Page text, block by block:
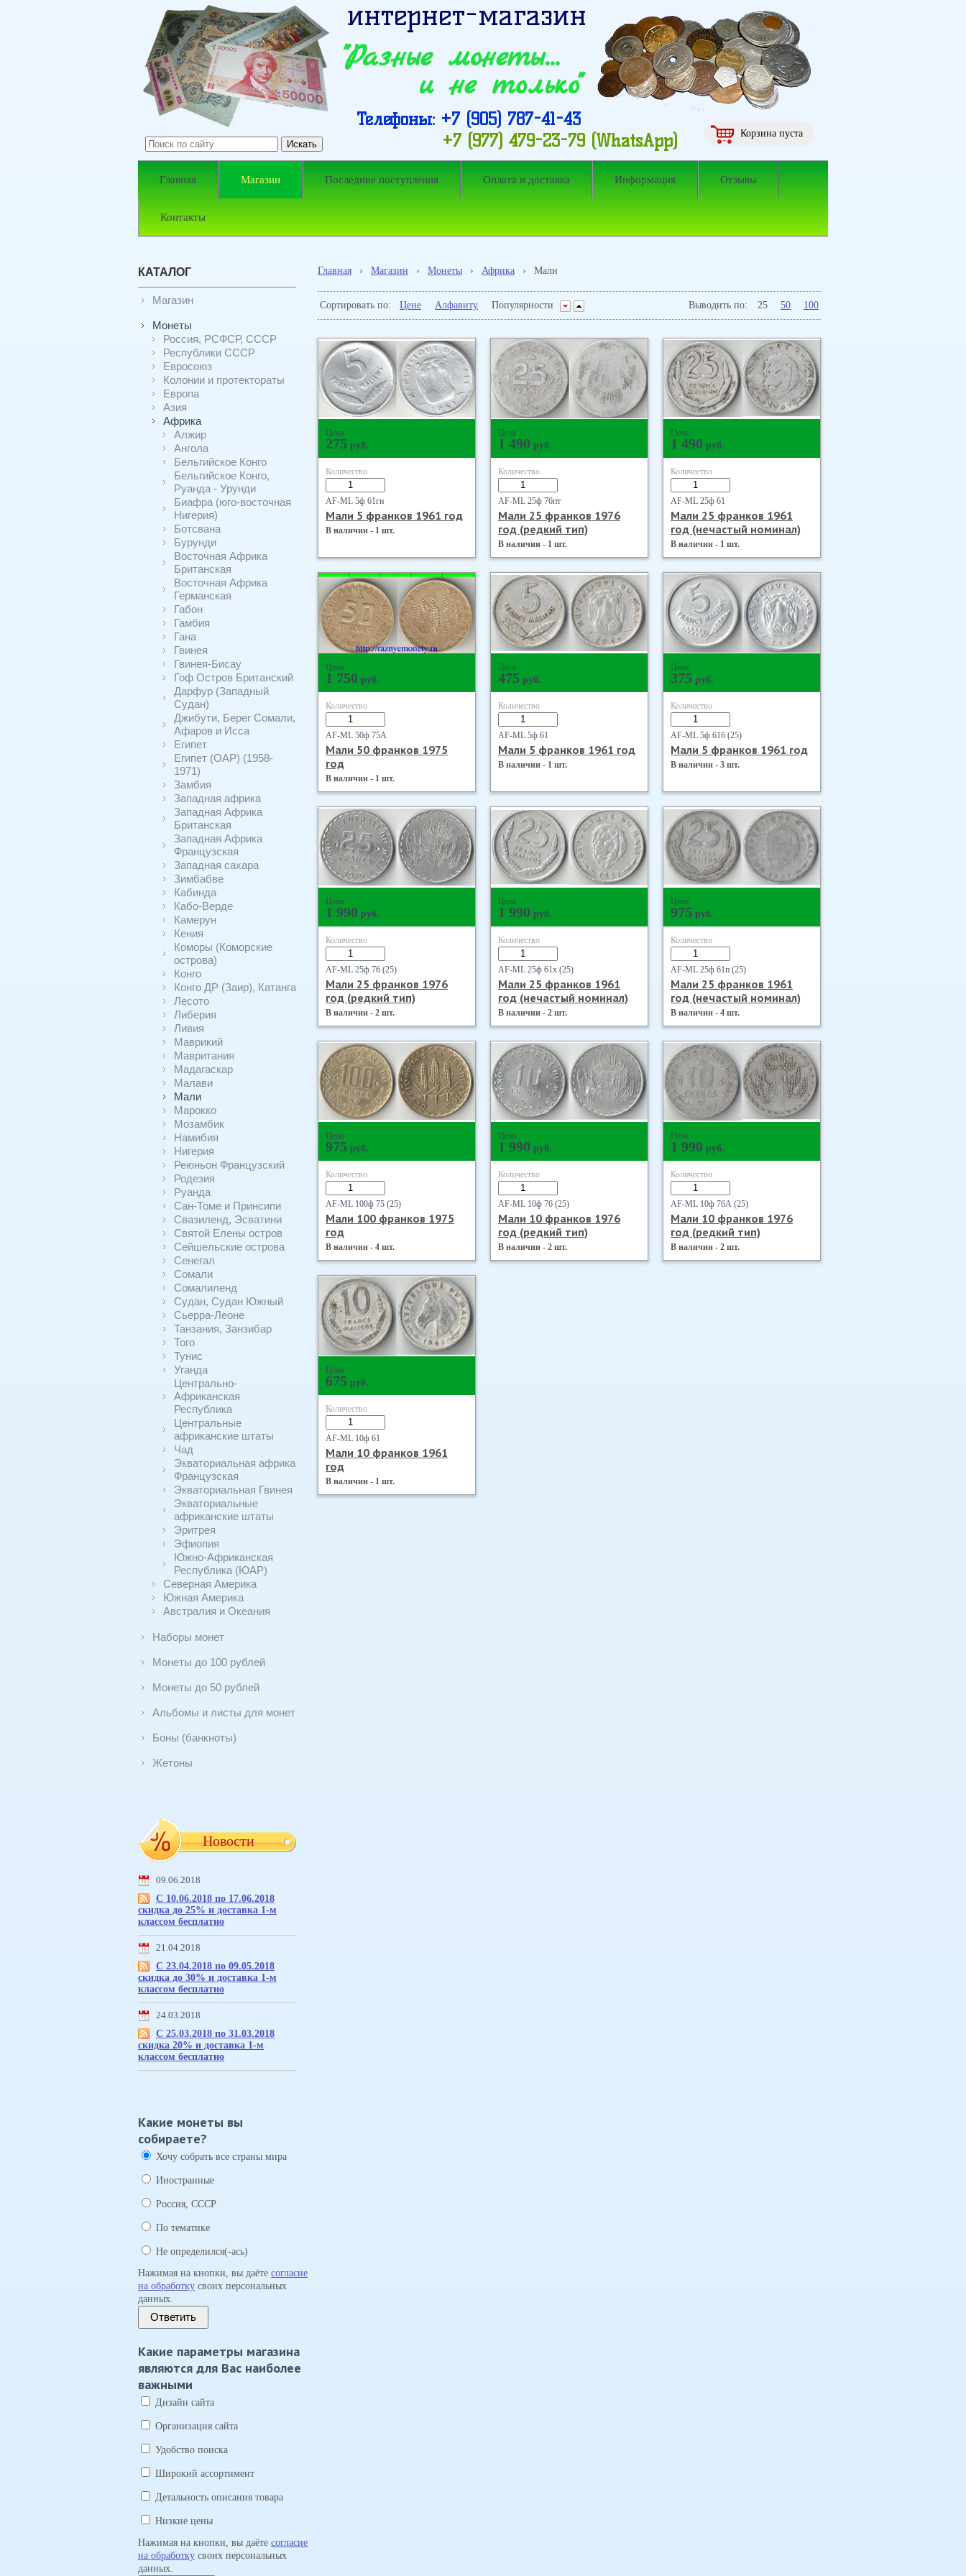
Корзина пуста
"Разные монеты…
интернет-магазин
и не только"
Телефоны: +7 (905) 787-41-43
+7 (977) 479-23-79 (WhatsApp)
Главная Магазин Последние поступления Оплата и доставка Информация Отзывы
Контакты
КАТАЛОГ
Магазин
Монеты
Россия, РСФСР, СССР
Республики СССР
Евросоюз
Колонии и протектораты
Европа
Азия
Африка
Алжир
Ангола
Бельгийское Конго
Бельгийское Конго,
Руанда - Урунди
Биафра (юго-восточная
Нигерия)
Ботсвана
Бурунди
Восточная Африка
Британская
Восточная Африка
Германская
Габон
Гамбия
Гана
Гвинея
Гвинея-Бисау
Гоф Остров Британский
Дарфур (Западный
Судан)
Джибути, Берег Сомали,
Афаров и Исса
Египет
Египет (ОАР) (1958-
1971)
Замбия
Западная африка
Западная Африка
Британская
Западная Африка
Французская
Западная сахара
Зимбабве
Кабинда
Кабо-Верде
Камерун
Кения
Коморы (Коморские
острова)
Конго
Конго ДР (Заир), Катанга
Лесото
Либерия
Ливия
Маврикий
Мавритания
Мадагаскар
Малави
Мали
Марокко
Мозамбик
Намибия
Нигерия
Реюньон Французский
Родезия
Руанда
Сан-Томе и Принсипи
Свазиленд, Эсватини
Святой Елены остров
Сейшельские острова
Сенегал
Сомали
Сомалиленд
Судан, Судан Южный
Сьерра-Леоне
Танзания, Занзибар
Того
Тунис
Уганда
Центрально-
Африканская
Республика
Центральные
африканские штаты
Чад
Экваториальная африка
Французская
Экваториальная Гвинея
Экваториальные
африканские штаты
Эритрея
Эфиопия
Южно-Африканская
Республика (ЮАР)
Северная Америка
Южная Америка
Австралия и Океания
Наборы монет
Монеты до 100 рублей
Монеты до 50 рублей
Альбомы и листы для монет
Боны (банкноты)
Жетоны
Новости
09.06.2018
С 10.06.2018 по 17.06.2018
скидка до 25% и доставка 1-м
классом бесплатно
21.04.2018
С 23.04.2018 по 09.05.2018
скидка до 30% и доставка 1-м
классом бесплатно
24.03.2018
С 25.03.2018 по 31.03.2018
скидка 20% и доставка 1-м
классом бесплатно
Какие монеты вы
собираете?
Хочу собрать все страны мира
Иностранные
Россия, СССР
По тематике
Не определился(-ась)
Нажимая на кнопки, вы даёте согласие
на обработку своих персональных
данных.
Ответить
Какие параметры магазина
являются для Вас наиболее
важными
Дизайн сайта
Организация сайта
Удобство поиска
Широкий ассортимент
Детальность описания товара
Низкие цены
Нажимая на кнопки, вы даёте согласие
на обработку своих персональных
данных.
Главная › Магазин › Монеты › Африка › Мали
Выводить по: 25 50 100
Сортировать по: Цене Алфавиту Популярности
Цена
275 руб.
Количество
AF-ML 5ф 61гн
Мали 5 франков 1961 год
В наличии - 1 шт.
Цена
1 490 руб.
Количество
AF-ML 25ф 76пт
Мали 25 франков 1976
год (редкий тип)
В наличии - 1 шт.
Цена
1 490 руб.
Количество
AF-ML 25ф 61
Мали 25 франков 1961
год (нечастый номинал)
В наличии - 1 шт.
Цена
1 750 руб.
Количество
AF-ML 50ф 75А
Мали 50 франков 1975
год
В наличии - 1 шт.
Цена
475 руб.
Количество
AF-ML 5ф 61
Мали 5 франков 1961 год
В наличии - 1 шт.
Цена
375 руб.
Количество
AF-ML 5ф 61б (25)
Мали 5 франков 1961 год
В наличии - 3 шт.
Цена
1 990 руб.
Количество
AF-ML 25ф 76 (25)
Мали 25 франков 1976
год (редкий тип)
В наличии - 2 шт.
Цена
1 990 руб.
Количество
AF-ML 25ф 61х (25)
Мали 25 франков 1961
год (нечастый номинал)
В наличии - 2 шт.
Цена
975 руб.
Количество
AF-ML 25ф 61п (25)
Мали 25 франков 1961
год (нечастый номинал)
В наличии - 4 шт.
Цена
975 руб.
Количество
AF-ML 100ф 75 (25)
Мали 100 франков 1975
год
В наличии - 4 шт.
Цена
1 990 руб.
Количество
AF-ML 10ф 76 (25)
Мали 10 франков 1976
год (редкий тип)
В наличии - 2 шт.
Цена
1 990 руб.
Количество
AF-ML 10ф 76А (25)
Мали 10 франков 1976
год (редкий тип)
В наличии - 2 шт.
Цена
675 руб.
Количество
AF-ML 10ф 61
Мали 10 франков 1961
год
В наличии - 1 шт.